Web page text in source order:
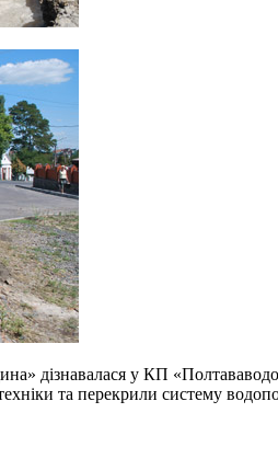
дізнавалася у КП
та перекрили систему